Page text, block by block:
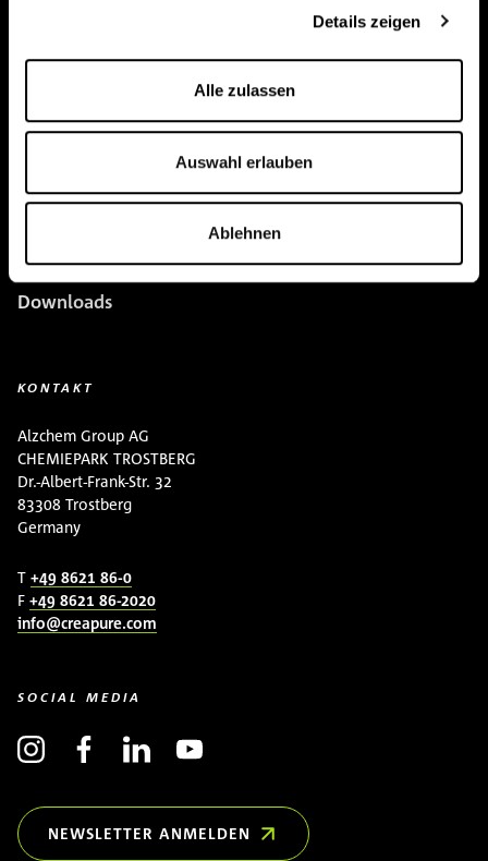
Details zeigen
Alle zulassen
Auswahl erlauben
Ablehnen
BUY HERE
Kreatin Wissen
Kontakt
Downloads
KONTAKT
Alzchem Group AG
CHEMIEPARK TROSTBERG
Dr.-Albert-Frank-Str. 32
83308 Trostberg
Germany
T +49 8621 86-0
F +49 8621 86-2020
info@creapure.com
SOCIAL MEDIA
NEWSLETTER ANMELDEN
(ÖFFNET IN NEUEM FENSTER)